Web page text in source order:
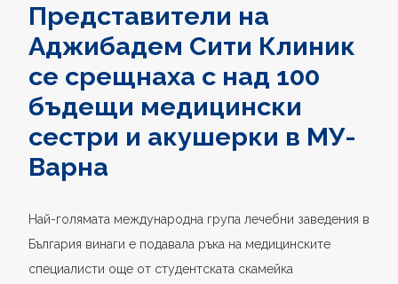
Представители на
Аджибадем Сити Клиник
се срещнаха с над 100
бъдещи медицински
сестри и акушерки в МУ-
Варна
Най-голямата международна група лечебни заведения в
България винаги е подавала ръка на медицинските
специалисти още от студентската скамейка